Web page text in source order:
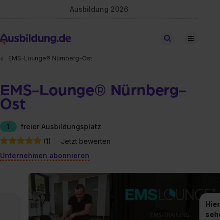
Ausbildung 2026
Stellen finden
EMS-Lounge® Nürnberg-Ost
EMS-Lounge® Nürnberg-
Ost
1
freier Ausbildungsplatz
(1)
Jetzt bewerten
Unternehmen abonnieren